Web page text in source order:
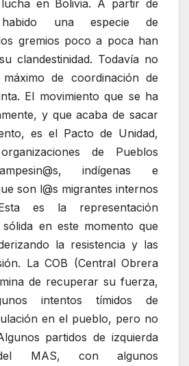
en Bolivia. A partir de
una especie de
gremios poco a poca han
clandestinidad. Todavía no
de coordinación de
El movimiento que se ha
y que acaba de sacar
es el Pacto de Unidad,
de Pueblos
indígenas e
son l@s migrantes internos
es la representación
en este momento que
la resistencia y las
La COB (Central Obrera
de recuperar su fuerza,
intentos tímidos de
en el pueblo, pero no
partidos de izquierda
MAS, con algunos